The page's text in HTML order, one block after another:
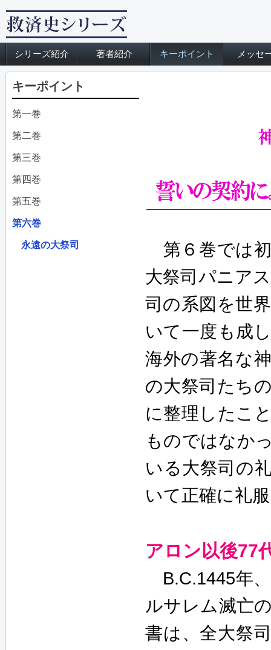
シリーズ紹介 著者紹介 キーポイント メッセ
キーポイント
第一巻
第二巻
第三巻
第四巻
第五巻
第六巻
永遠の大祭司
第６巻では
大祭司パニア
司の系図を世
いて一度も成
海外の著名な
の大祭司たち
に整理したこ
ものではなか
いる大祭司の
いて正確に礼
アロン以後77
B.C.1445年
ルサレム滅亡
書は、全大祭